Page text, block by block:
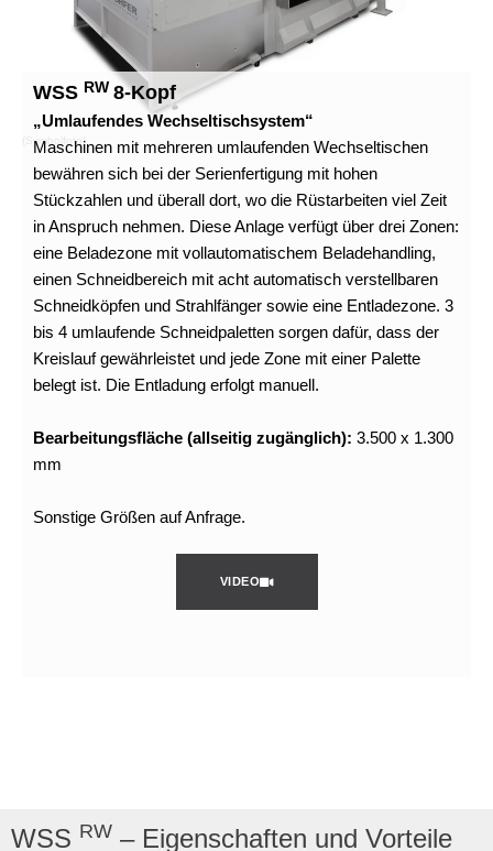
(Symbolfoto)
WSS RW 8-Kopf
„Umlaufendes Wechseltischsystem“
Maschinen mit mehreren umlaufenden Wechseltischen
bewähren sich bei der Serienfertigung mit hohen
Stückzahlen und überall dort, wo die Rüstarbeiten viel Zeit
in Anspruch nehmen. Diese Anlage verfügt über drei Zonen:
eine Beladezone mit vollautomatischem Beladehandling,
einen Schneidbereich mit acht automatisch verstellbaren
Schneidköpfen und Strahlfänger sowie eine Entladezone. 3
bis 4 umlaufende Schneidpaletten sorgen dafür, dass der
Kreislauf gewährleistet und jede Zone mit einer Palette
belegt ist. Die Entladung erfolgt manuell.
Bearbeitungsfläche (allseitig zugänglich): 3.500 x 1.300
mm
Sonstige Größen auf Anfrage.
VIDEO
WSS RW – Eigenschaften und Vorteile